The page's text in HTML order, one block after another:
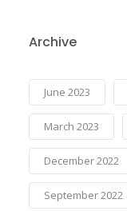
Archive
June 2023
March 2023
December 2022
September 2022